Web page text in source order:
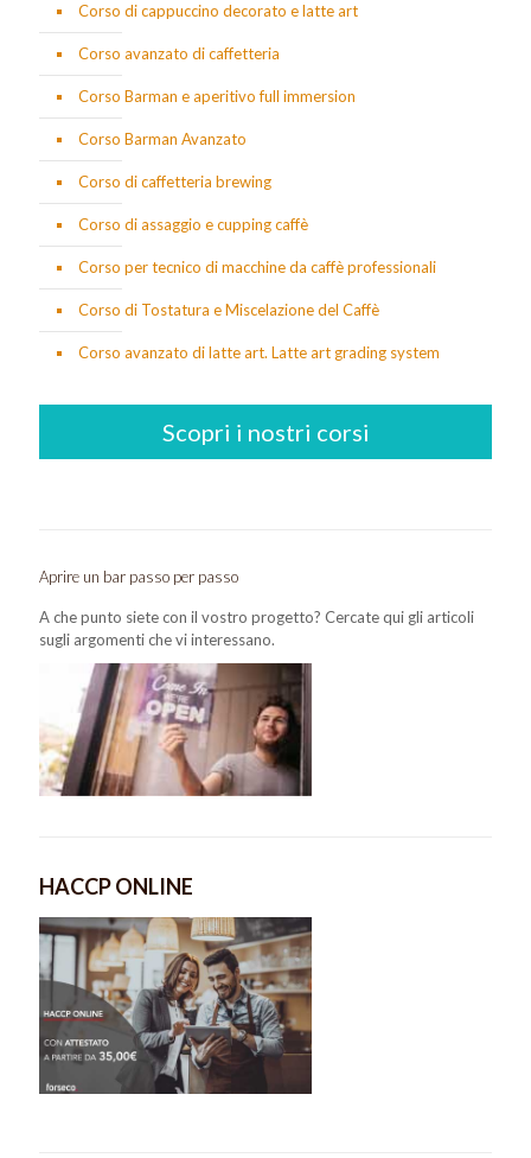
Corso di cappuccino decorato e latte art
Corso avanzato di caffetteria
Corso Barman e aperitivo full immersion
Corso Barman Avanzato
Corso di caffetteria brewing
Corso di assaggio e cupping caffè
Corso per tecnico di macchine da caffè professionali
Corso di Tostatura e Miscelazione del Caffè
Corso avanzato di latte art. Latte art grading system
Scopri i nostri corsi
Aprire un bar passo per passo
A che punto siete con il vostro progetto? Cercate qui gli articoli
sugli argomenti che vi interessano.
HACCP ONLINE